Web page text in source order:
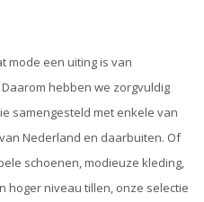
mode een uiting is van
hebben we zorgvuldig
samengesteld met enkele van
Nederland en daarbuiten. Of
schoenen, modieuze kleding,
hoger niveau tillen, onze selectie